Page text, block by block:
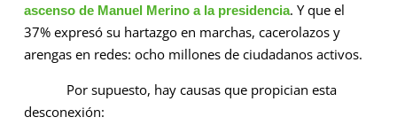
ascenso de Manuel Merino a la presidencia. Y que el
37% expresó su hartazgo en marchas, cacerolazos y
arengas en redes: ocho millones de ciudadanos activos.
Por supuesto, hay causas que propician esta
desconexión: